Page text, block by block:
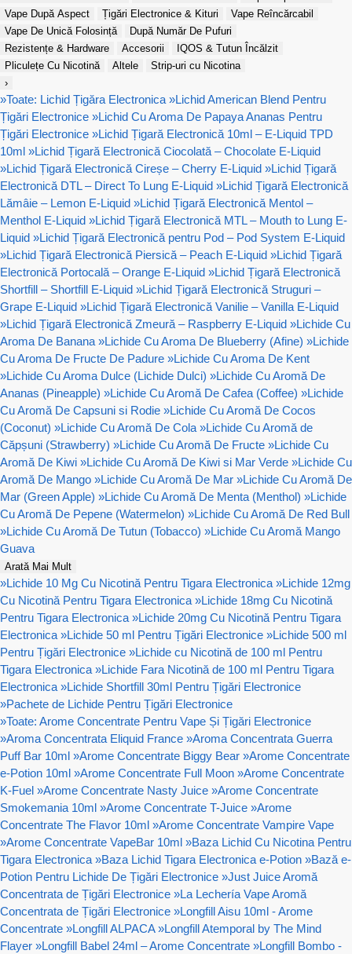
Vape După Aspect
Țigări Electronice & Kituri
Vape Reîncărcabil
Vape De Unică Folosință
După Număr De Pufuri
Rezistențe & Hardware
Accesorii
IQOS & Tutun Încălzit
Pliculețe Cu Nicotină
Altele
Strip-uri cu Nicotina
›
»Toate: Lichid Țigăra Electronica »Lichid American Blend Pentru
Țigări Electronice »Lichid Cu Aroma De Papaya Ananas Pentru
Țigări Electronice »Lichid Țigară Electronică 10ml – E-Liquid TPD
10ml »Lichid Țigară Electronică Ciocolată – Chocolate E-Liquid
»Lichid Țigară Electronică Cireșe – Cherry E-Liquid »Lichid Țigară
Electronică DTL – Direct To Lung E-Liquid »Lichid Țigară Electronică
Lămâie – Lemon E-Liquid »Lichid Țigară Electronică Mentol –
Menthol E-Liquid »Lichid Țigară Electronică MTL – Mouth to Lung E-
Liquid »Lichid Țigară Electronică pentru Pod – Pod System E-Liquid
»Lichid Țigară Electronică Piersică – Peach E-Liquid »Lichid Țigară
Electronică Portocală – Orange E-Liquid »Lichid Țigară Electronică
Shortfill – Shortfill E-Liquid »Lichid Țigară Electronică Struguri –
Grape E-Liquid »Lichid Țigară Electronică Vanilie – Vanilla E-Liquid
»Lichid Țigară Electronică Zmeură – Raspberry E-Liquid »Lichide Cu
Aroma De Banana »Lichide Cu Aroma De Blueberry (Afine) »Lichide
Cu Aroma De Fructe De Padure »Lichide Cu Aroma De Kent
»Lichide Cu Aroma Dulce (Lichide Dulci) »Lichide Cu Aromă De
Ananas (Pineapple) »Lichide Cu Aromă De Cafea (Coffee) »Lichide
Cu Aromă De Capsuni si Rodie »Lichide Cu Aromă De Cocos
(Coconut) »Lichide Cu Aromă De Cola »Lichide Cu Aromă de
Căpșuni (Strawberry) »Lichide Cu Aromă De Fructe »Lichide Cu
Aromă De Kiwi »Lichide Cu Aromă De Kiwi si Mar Verde »Lichide Cu
Aromă De Mango »Lichide Cu Aromă De Mar »Lichide Cu Aromă De
Mar (Green Apple) »Lichide Cu Aromă De Menta (Menthol) »Lichide
Cu Aromă De Pepene (Watermelon) »Lichide Cu Aromă De Red Bull
»Lichide Cu Aromă De Tutun (Tobacco) »Lichide Cu Aromă Mango
Guava
Arată Mai Mult
»Lichide 10 Mg Cu Nicotină Pentru Tigara Electronica »Lichide 12mg
Cu Nicotină Pentru Tigara Electronica »Lichide 18mg Cu Nicotină
Pentru Tigara Electronica »Lichide 20mg Cu Nicotină Pentru Tigara
Electronica »Lichide 50 ml Pentru Țigări Electronice »Lichide 500 ml
Pentru Țigări Electronice »Lichide cu Nicotină de 100 ml Pentru
Tigara Electronica »Lichide Fara Nicotină de 100 ml Pentru Tigara
Electronica »Lichide Shortfill 30ml Pentru Țigări Electronice
»Pachete de Lichide Pentru Țigări Electronice
»Toate: Arome Concentrate Pentru Vape Și Țigări Electronice
»Aroma Concentrata Eliquid France »Aroma Concentrata Guerra
Puff Bar 10ml »Arome Concentrate Biggy Bear »Arome Concentrate
e-Potion 10ml »Arome Concentrate Full Moon »Arome Concentrate
K-Fuel »Arome Concentrate Nasty Juice »Arome Concentrate
Smokemania 10ml »Arome Concentrate T-Juice »Arome
Concentrate The Flavor 10ml »Arome Concentrate Vampire Vape
»Arome Concentrate VapeBar 10ml »Baza Lichid Cu Nicotina Pentru
Tigara Electronica »Baza Lichid Tigara Electronica e-Potion »Bază e-
Potion Pentru Lichide De Țigări Electronice »Just Juice Aromă
Concentrata de Țigări Electronice »La Lechería Vape Aromă
Concentrata de Țigări Electronice »Longfill Aisu 10ml - Arome
Concentrate »Longfill ALPACA »Longfill Atemporal by The Mind
Flayer »Longfill Babel 24ml – Arome Concentrate »Longfill Bombo -